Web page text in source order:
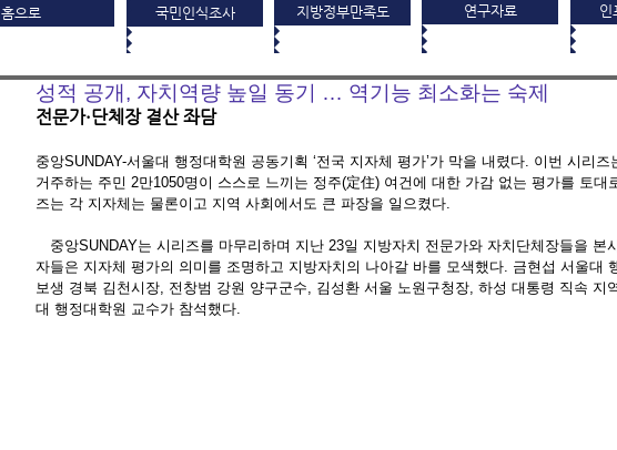
홈으로 국민인식조사 지방정부만족도 연구자료 인
성적 공개, 자치역량 높일 동기 … 역기능 최소화는 숙제
전문가·단체장 결산 좌담
중앙SUNDAY-서울대 행정대학원 공동기획 ‘전국 지자체 평가’가 막을 내렸다. 이번 시리
거주하는 주민 2만1050명이 스스로 느끼는 정주(定住) 여건에 대한 가감 없는 평가를 토대
즈는 각 지자체는 물론이고 지역 사회에서도 큰 파장을 일으켰다.
중앙SUNDAY는 시리즈를 마무리하며 지난 23일 지방자치 전문가와 자치단체장들을 본
자들은 지자체 평가의 의미를 조명하고 지방자치의 나아갈 바를 모색했다. 금현섭 서울대
보생 경북 김천시장, 전창범 강원 양구군수, 김성환 서울 노원구청장, 하성 대통령 직속 지
대 행정대학원 교수가 참석했다.